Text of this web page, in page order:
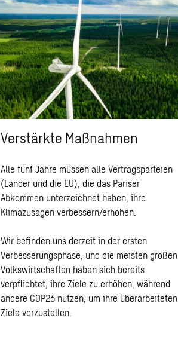
Verstärkte Maßnahmen
Alle fünf Jahre müssen alle Vertragsparteien
(Länder und die EU), die das Pariser
Abkommen unterzeichnet haben, ihre
Klimazusagen verbessern/erhöhen.
Wir befinden uns derzeit in der ersten
Verbesserungsphase, und die meisten großen
Volkswirtschaften haben sich bereits
verpflichtet, ihre Ziele zu erhöhen, während
andere COP26 nutzen, um ihre überarbeiteten
Ziele vorzustellen.